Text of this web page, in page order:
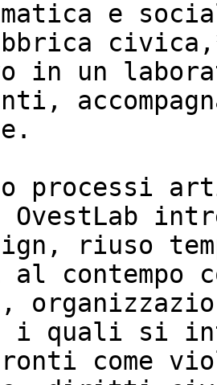
e
in un
processi
riuso
al contempo
i quali si
come